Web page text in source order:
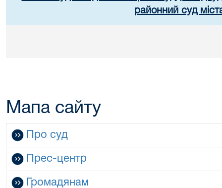
районний суд
Мапа сайту
Про суд
Прес-центр
Громадянам